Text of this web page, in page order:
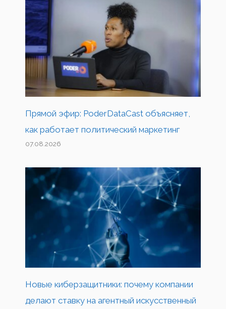
Прямой эфир: PoderDataCast объясняет,
как работает политический маркетинг
07.08.2026
Новые киберзащитники: почему компании
делают ставку на агентный искусственный